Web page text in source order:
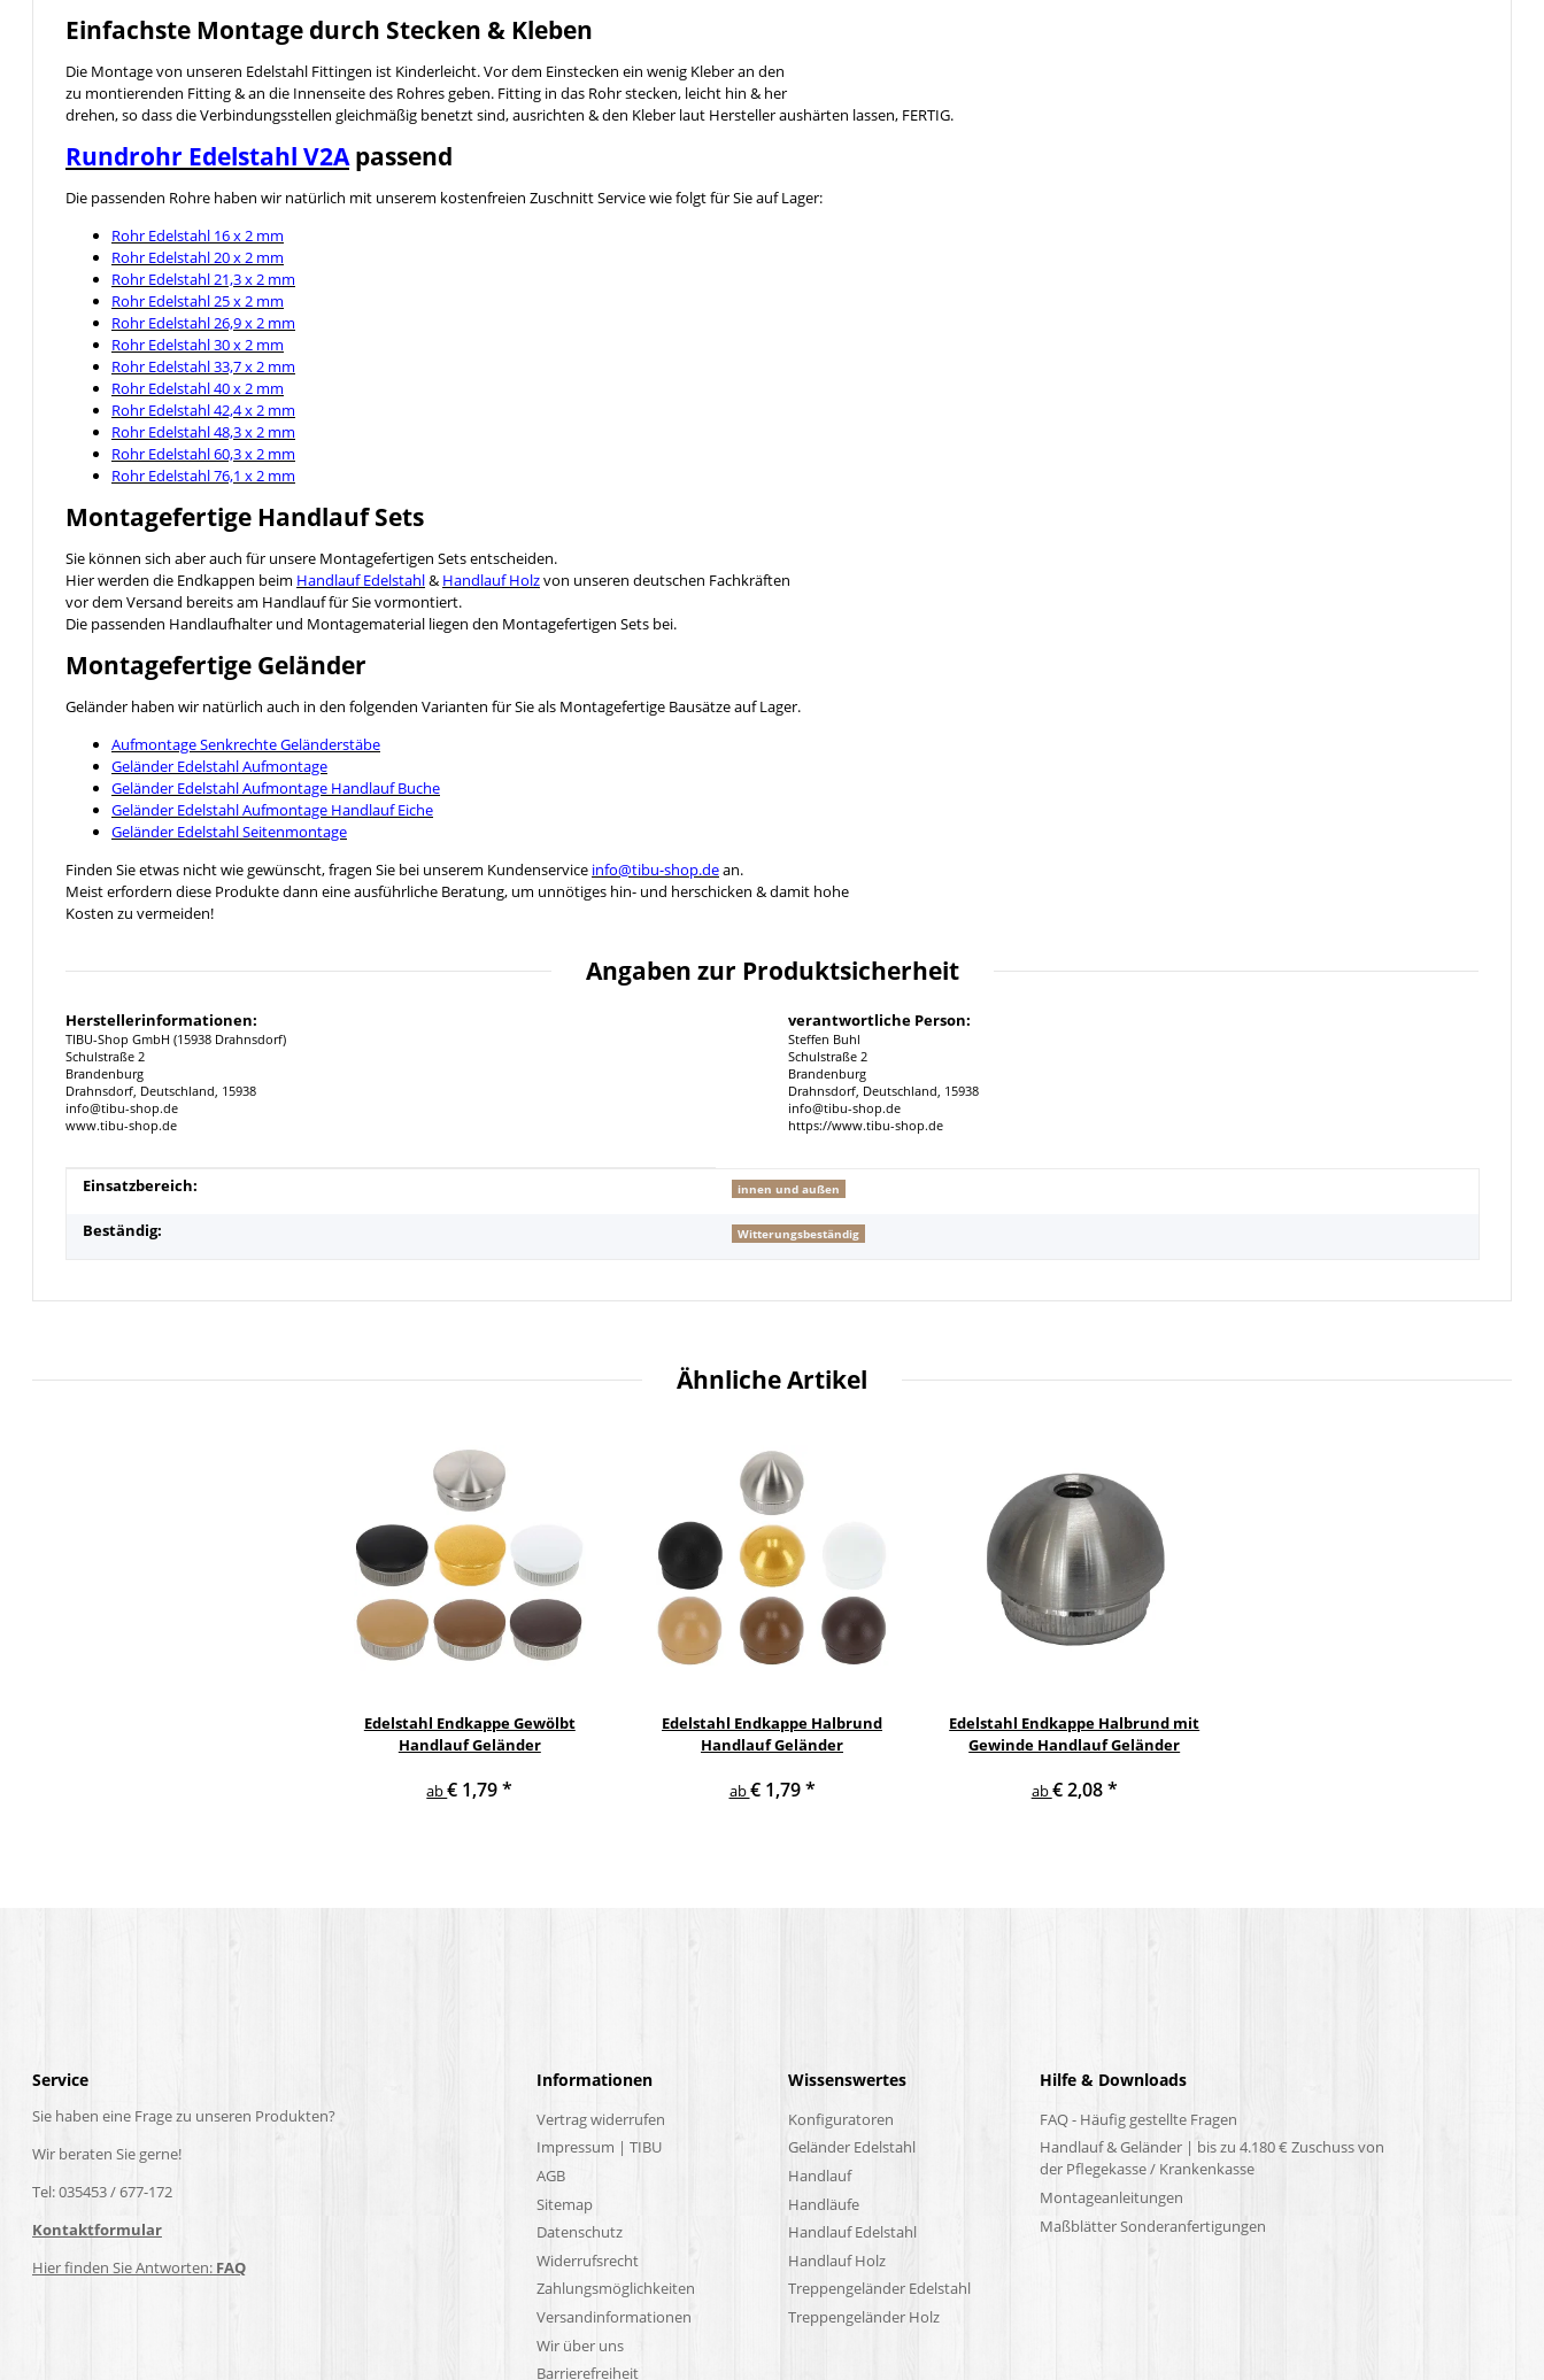
Einfachste Montage durch Stecken & Kleben
Die Montage von unseren Edelstahl Fittingen ist Kinderleicht. Vor dem Einstecken ein wenig Kleber an den
zu montierenden Fitting & an die Innenseite des Rohres geben. Fitting in das Rohr stecken, leicht hin & her
drehen, so dass die Verbindungsstellen gleichmäßig benetzt sind, ausrichten & den Kleber laut Hersteller aushärten lassen, FERTIG.
Rundrohr Edelstahl V2Apassend
Die passenden Rohre haben wir natürlich mit unserem kostenfreien Zuschnitt Service wie folgt für Sie auf Lager:
Rohr Edelstahl 16 x 2 mm
Rohr Edelstahl 20 x 2 mm
Rohr Edelstahl 21,3 x 2 mm
Rohr Edelstahl 25 x 2 mm
Rohr Edelstahl 26,9 x 2 mm
Rohr Edelstahl 30 x 2 mm
Rohr Edelstahl 33,7 x 2 mm
Rohr Edelstahl 40 x 2 mm
Rohr Edelstahl 42,4 x 2 mm
Rohr Edelstahl 48,3 x 2 mm
Rohr Edelstahl 60,3 x 2 mm
Rohr Edelstahl 76,1 x 2 mm
Montagefertige Handlauf Sets
Sie können sich aber auch für unsere Montagefertigen Sets entscheiden.
Hier werden die Endkappen beim Handlauf Edelstahl& Handlauf Holzvon unseren deutschen Fachkräften
vor dem Versand bereits am Handlauf für Sie vormontiert.
Die passenden Handlaufhalter und Montagematerial liegen den Montagefertigen Sets bei.
Montagefertige Geländer
Geländer haben wir natürlich auch in den folgenden Varianten für Sie als Montagefertige Bausätze auf Lager.
Aufmontage Senkrechte Geländerstäbe
Geländer Edelstahl Aufmontage
Geländer Edelstahl Aufmontage Handlauf Buche
Geländer Edelstahl Aufmontage Handlauf Eiche
Geländer Edelstahl Seitenmontage
Finden Sie etwas nicht wie gewünscht, fragen Sie bei unserem Kundenservice info@tibu-shop.dean.
Meist erfordern diese Produkte dann eine ausführliche Beratung, um unnötiges hin- und herschicken & damit hohe
Kosten zu vermeiden!
Angaben zur Produktsicherheit
Herstellerinformationen:
TIBU-Shop GmbH (15938 Drahnsdorf)
Schulstraße 2
Brandenburg
Drahnsdorf, Deutschland, 15938
info@tibu-shop.de
www.tibu-shop.de
verantwortliche Person:
Steffen Buhl
Schulstraße 2
Brandenburg
Drahnsdorf, Deutschland, 15938
info@tibu-shop.de
https://www.tibu-shop.de
Produkteigenschaft
Wert
Einsatzbereich: innen und außen
Beständig: Witterungsbeständig
Ähnliche Artikel
Edelstahl Endkappe Gewölbt
Handlauf Geländer
ab€ 1,79*
Edelstahl Endkappe Halbrund
Handlauf Geländer
ab€ 1,79*
Edelstahl Endkappe Halbrund mit
Gewinde Handlauf Geländer
ab€ 2,08*
Service
Sie haben eine Frage zu unseren Produkten?
Wir beraten Sie gerne!
Tel: 035453 / 677-172
Kontaktformular
Hier finden Sie Antworten: FAQ
Informationen
Vertrag widerrufen
Impressum | TIBU
AGB
Sitemap
Datenschutz
Widerrufsrecht
Zahlungsmöglichkeiten
Versandinformationen
Wir über uns
Barrierefreiheit
Wissenswertes
Konfiguratoren
Geländer Edelstahl
Handlauf
Handläufe
Handlauf Edelstahl
Handlauf Holz
Treppengeländer Edelstahl
Treppengeländer Holz
Hilfe & Downloads
FAQ - Häufig gestellte Fragen
Handlauf & Geländer | bis zu 4.180 € Zuschuss von
der Pflegekasse / Krankenkasse
Montageanleitungen
Maßblätter Sonderanfertigungen